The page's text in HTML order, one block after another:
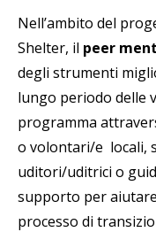
Nell’ambito del
Shelter, il peer
degli strumenti
lungo periodo delle
programma
o volontari/e locali,
uditori/uditrici o
supporto per
processo di